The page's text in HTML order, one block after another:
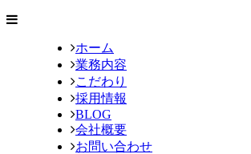
ホーム
業務内容
こだわり
採用情報
BLOG
会社概要
お問い合わせ